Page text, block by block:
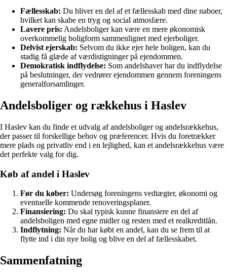
Fællesskab: Du bliver en del af et fællesskab med dine naboer,
hvilket kan skabe en tryg og social atmosfære.
Lavere pris: Andelsboliger kan være en mere økonomisk
overkommelig boligform sammenlignet med ejerboliger.
Delvist ejerskab: Selvom du ikke ejer hele boligen, kan du
stadig få glæde af værdistigninger på ejendommen.
Demokratisk indflydelse: Som andelshaver har du indflydelse
på beslutninger, der vedrører ejendommen gennem foreningens
generalforsamlinger.
Andelsboliger og rækkehus i Haslev
I Haslev kan du finde et udvalg af andelsboliger og andelsrækkehus,
der passer til forskellige behov og præferencer. Hvis du foretrækker
mere plads og privatliv end i en lejlighed, kan et andelsrækkehus være
det perfekte valg for dig.
Køb af andel i Haslev
Før du køber: Undersøg foreningens vedtægter, økonomi og
eventuelle kommende renoveringsplaner.
Finansiering: Du skal typisk kunne finansiere en del af
andelsboligen med egne midler og resten med et realkreditlån.
Indflytning: Når du har købt en andel, kan du se frem til at
flytte ind i din nye bolig og blive en del af fællesskabet.
Sammenfatning